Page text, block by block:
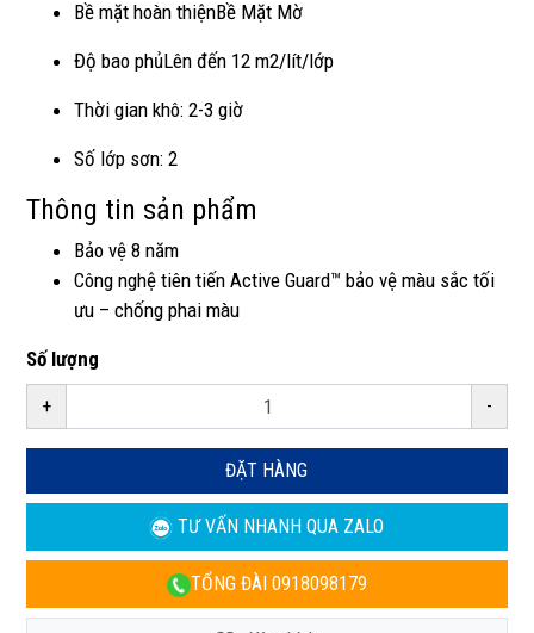
Bề mặt hoàn thiệnBề Mặt Mờ
Độ bao phủLên đến 12 m2/lít/lớp
Thời gian khô: 2-3 giờ
Số lớp sơn: 2
Thông tin sản phẩm
Bảo vệ 8 năm
Công nghệ tiên tiến Active Guard™ bảo vệ màu sắc tối
ưu – chống phai màu
Số lượng
+ -
ĐẶT HÀNG
TƯ VẤN NHANHQUA ZALO
TỔNG ĐÀI 0918098179